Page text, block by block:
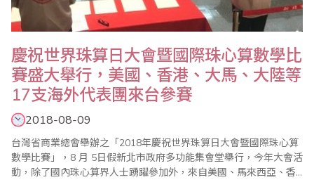
慶祝世界珠算日大會暨國際珠心算數學比
賽盛大舉行，美國、香港、大馬、大陸等
17支海外代表團來台參賽
2018-08-09
台灣省商業總會舉辦之「2018年慶祝世界珠算日大會暨國際珠心算
數學比賽」，8 月 5日假新北市政府多功能集會堂舉行，今年大會活
動，除了國內珠心算界人士踴躍參加外，來自美國、馬來西亞、香